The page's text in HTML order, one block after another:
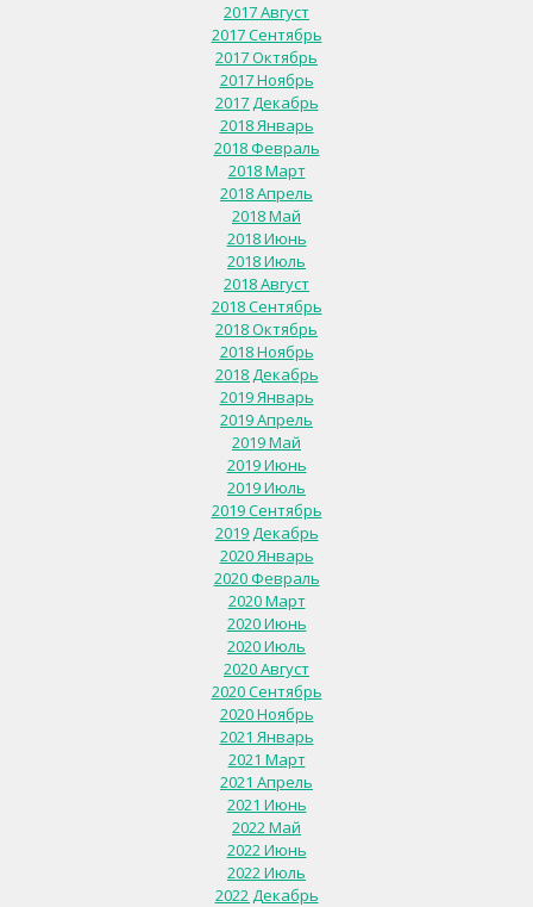
2017 Август
2017 Сентябрь
2017 Октябрь
2017 Ноябрь
2017 Декабрь
2018 Январь
2018 Февраль
2018 Март
2018 Апрель
2018 Май
2018 Июнь
2018 Июль
2018 Август
2018 Сентябрь
2018 Октябрь
2018 Ноябрь
2018 Декабрь
2019 Январь
2019 Апрель
2019 Май
2019 Июнь
2019 Июль
2019 Сентябрь
2019 Декабрь
2020 Январь
2020 Февраль
2020 Март
2020 Июнь
2020 Июль
2020 Август
2020 Сентябрь
2020 Ноябрь
2021 Январь
2021 Март
2021 Апрель
2021 Июнь
2022 Май
2022 Июнь
2022 Июль
2022 Декабрь